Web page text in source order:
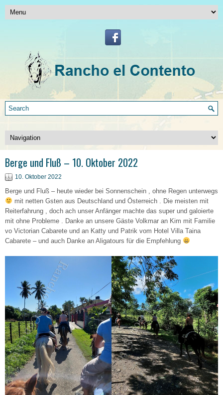
Berge und Fluß – 10. Oktober 2022
10. Oktober 2022
Berge und Fluß – heute wieder bei Sonnenschein , ohne Regen unterwegs
mit netten Gsten aus Deutschland und Österreich . Die meisten mit
Reiterfahrung , doch ach unser Anfänger machte das super und galoierte
mit ohne Probleme . Danke an unsere Gäste Volkmar an Kim mit Familie
vo Victorian Cabarete und an Katty und Patrik vom Hotel Villa Taina
Cabarete – und auch Danke an Aligatours für die Empfehlung